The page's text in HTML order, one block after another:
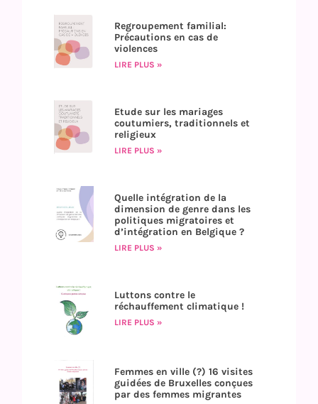
Regroupement familial:
Précautions en cas de
violences
LIRE PLUS »
Etude sur les mariages
coutumiers, traditionnels et
religieux
LIRE PLUS »
Quelle intégration de la
dimension de genre dans les
politiques migratoires et
d’intégration en Belgique ?
LIRE PLUS »
Luttons contre le
réchauffement climatique !
LIRE PLUS »
Femmes en ville (?) 16 visites
guidées de Bruxelles conçues
par des femmes migrantes